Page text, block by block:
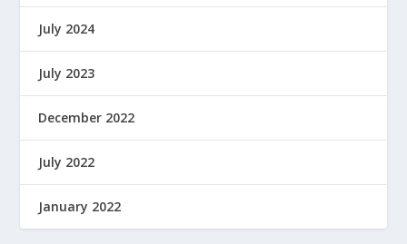
July 2024
July 2023
December 2022
July 2022
January 2022